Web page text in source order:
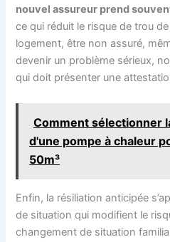
nouvel assureur prend
ce qui réduit le risque de trou
logement, être non assuré,
devenir un problème sérieux,
qui doit présenter une
Comment sélectionner
d'une pompe à chaleur
50m³
Enfin, la résiliation anticipée
de situation qui modifient le
changement de situation